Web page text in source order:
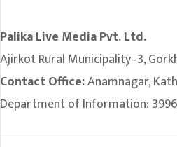
Palika Live Media Pvt. Ltd.
Ajirkot Rural Municipality–3,
Contact Office:Anamnagar,
Department of Information: